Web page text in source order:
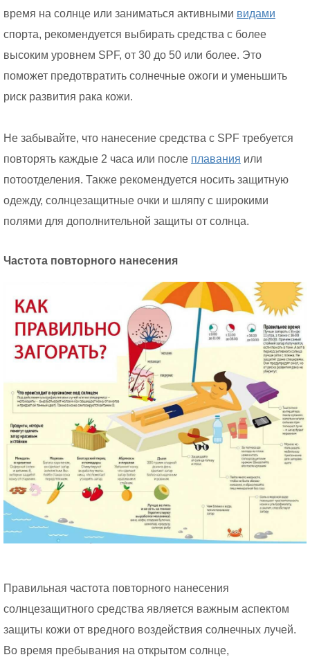
время на солнце или заниматься активными видами
спорта, рекомендуется выбирать средства с более
высоким уровнем SPF, от 30 до 50 или более. Это
поможет предотвратить солнечные ожоги и уменьшить
риск развития рака кожи.
Не забывайте, что нанесение средства с SPF требуется
повторять каждые 2 часа или после плавания или
потоотделения. Также рекомендуется носить защитную
одежду, солнцезащитные очки и шляпу с широкими
полями для дополнительной защиты от солнца.
Частота повторного нанесения
Правильная частота повторного нанесения
солнцезащитного средства является важным аспектом
защиты кожи от вредного воздействия солнечных лучей.
Во время пребывания на открытом солнце,